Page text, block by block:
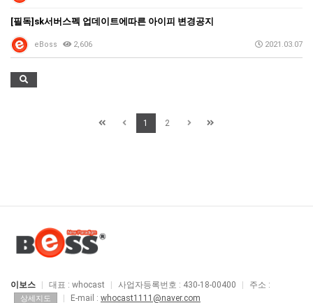
[필독]sk서버스펙 업데이트에따른 아이피 변경공지
eBoss 2,606 2021.03.07
1 2
이보스 대표 : whocast 사업자등록번호 : 430-18-00400 주소 :
상세지도 E-mail : whocast1111@naver.com